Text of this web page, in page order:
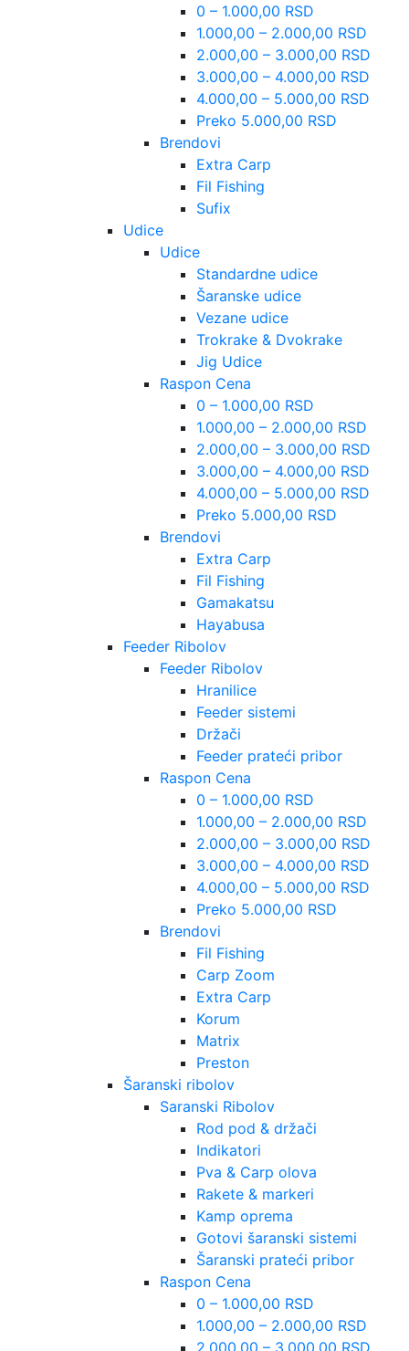
0 – 1.000,00 RSD
1.000,00 – 2.000,00 RSD
2.000,00 – 3.000,00 RSD
3.000,00 – 4.000,00 RSD
4.000,00 – 5.000,00 RSD
Preko 5.000,00 RSD
Brendovi
Extra Carp
Fil Fishing
Sufix
Udice
Udice
Standardne udice
Šaranske udice
Vezane udice
Trokrake & Dvokrake
Jig Udice
Raspon Cena
0 – 1.000,00 RSD
1.000,00 – 2.000,00 RSD
2.000,00 – 3.000,00 RSD
3.000,00 – 4.000,00 RSD
4.000,00 – 5.000,00 RSD
Preko 5.000,00 RSD
Brendovi
Extra Carp
Fil Fishing
Gamakatsu
Hayabusa
Feeder Ribolov
Feeder Ribolov
Hranilice
Feeder sistemi
Držači
Feeder prateći pribor
Raspon Cena
0 – 1.000,00 RSD
1.000,00 – 2.000,00 RSD
2.000,00 – 3.000,00 RSD
3.000,00 – 4.000,00 RSD
4.000,00 – 5.000,00 RSD
Preko 5.000,00 RSD
Brendovi
Fil Fishing
Carp Zoom
Extra Carp
Korum
Matrix
Preston
Šaranski ribolov
Saranski Ribolov
Rod pod & držači
Indikatori
Pva & Carp olova
Rakete & markeri
Kamp oprema
Gotovi šaranski sistemi
Šaranski prateći pribor
Raspon Cena
0 – 1.000,00 RSD
1.000,00 – 2.000,00 RSD
2.000,00 – 3.000,00 RSD